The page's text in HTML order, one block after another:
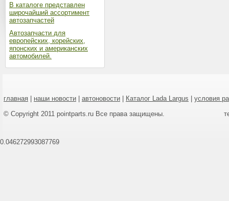
В каталоге представлен
широчайший ассортимент
автозапчастей
Автозапчасти для
европейских, корейских,
японских и американских
автомобилей.
главная наши новости автоновости Каталог Lada Largus
условия
© Copyright 2011 pointparts.ru Все права защищены.
0.046272993087769